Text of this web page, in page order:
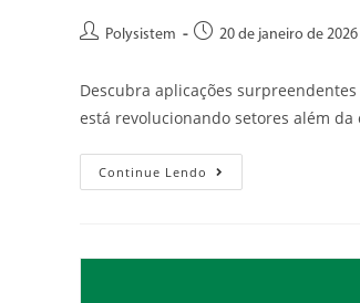
Polysistem 20 de janeiro de 2026
Descubra aplicações
está revolucionando setores além da
Continue Lendo